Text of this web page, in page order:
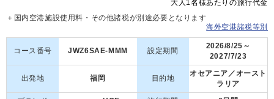
大人1名様あたりの旅行代金
＋国内空港施設使用料・その他諸税が別途必要となります
海外空港諸税等別
コース番号 JWZ6SAE-MMM 設定期間
2026/8/25～
2027/7/23
出発地 福岡 目的地
オセアニア／オースト
ラリア